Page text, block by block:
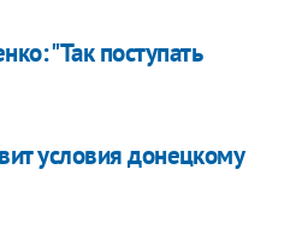
"Так поступать
условия донецкому